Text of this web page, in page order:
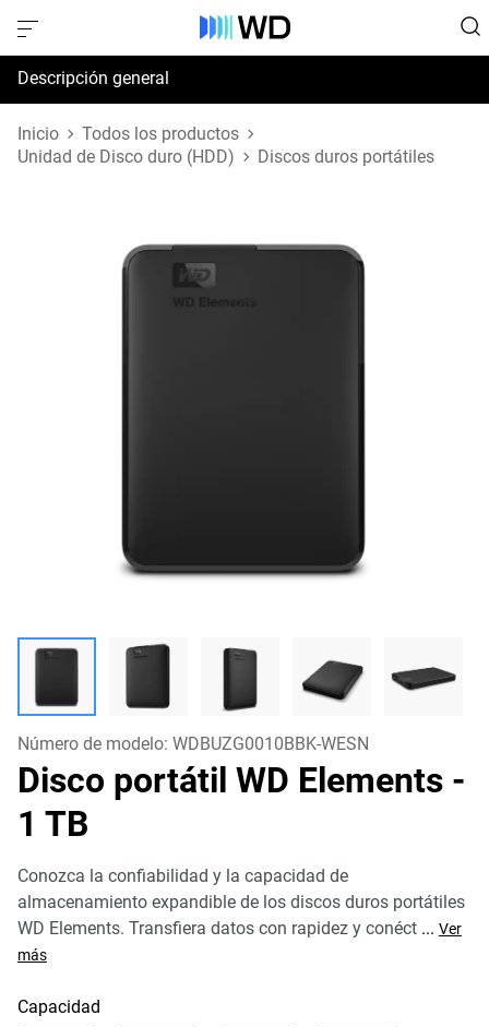
Descripción general
Especificaciones
Inicio
Todos los productos
Unidad de Disco duro (HDD)
Discos duros portátiles
Número de modelo: WDBUZG0010BBK-WESN
Disco portátil WD Elements -
1 TB
Conozca la confiabilidad y la capacidad de
almacenamiento expandible de los discos duros portátiles
WD Elements. Transfiera datos con rapidez y conéct ... Ver
más
Capacidad